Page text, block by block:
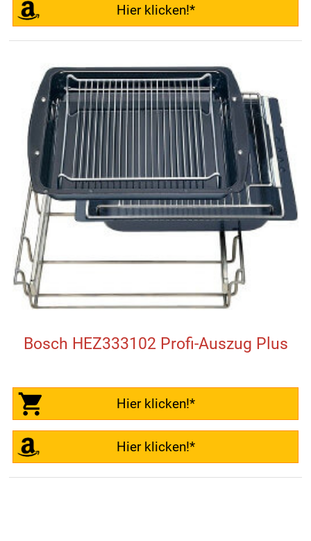
Hier klicken!*
Bosch HEZ333102 Profi-Auszug Plus
Hier klicken!*
Hier klicken!*